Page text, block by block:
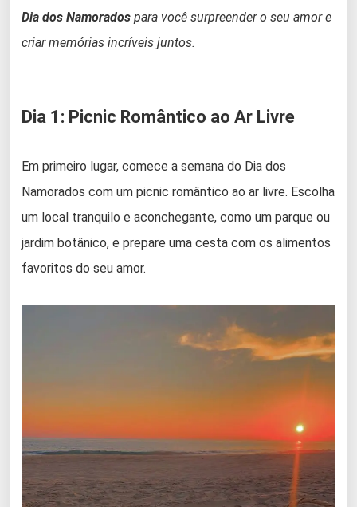
Dia dos Namorados para você surpreender o seu amor e
criar memórias incríveis juntos.
Dia 1: Picnic Romântico ao Ar Livre
Em primeiro lugar, comece a semana do Dia dos
Namorados com um picnic romântico ao ar livre. Escolha
um local tranquilo e aconchegante, como um parque ou
jardim botânico, e prepare uma cesta com os alimentos
favoritos do seu amor.